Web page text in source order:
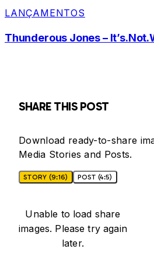
LANÇAMENTOS
Thunderous Jones –
SHARE THIS POST
Download ready-to-share
Media Stories and Posts.
STORY (9:16) POST (4:5)
Unable to load share
images. Please try again
later.